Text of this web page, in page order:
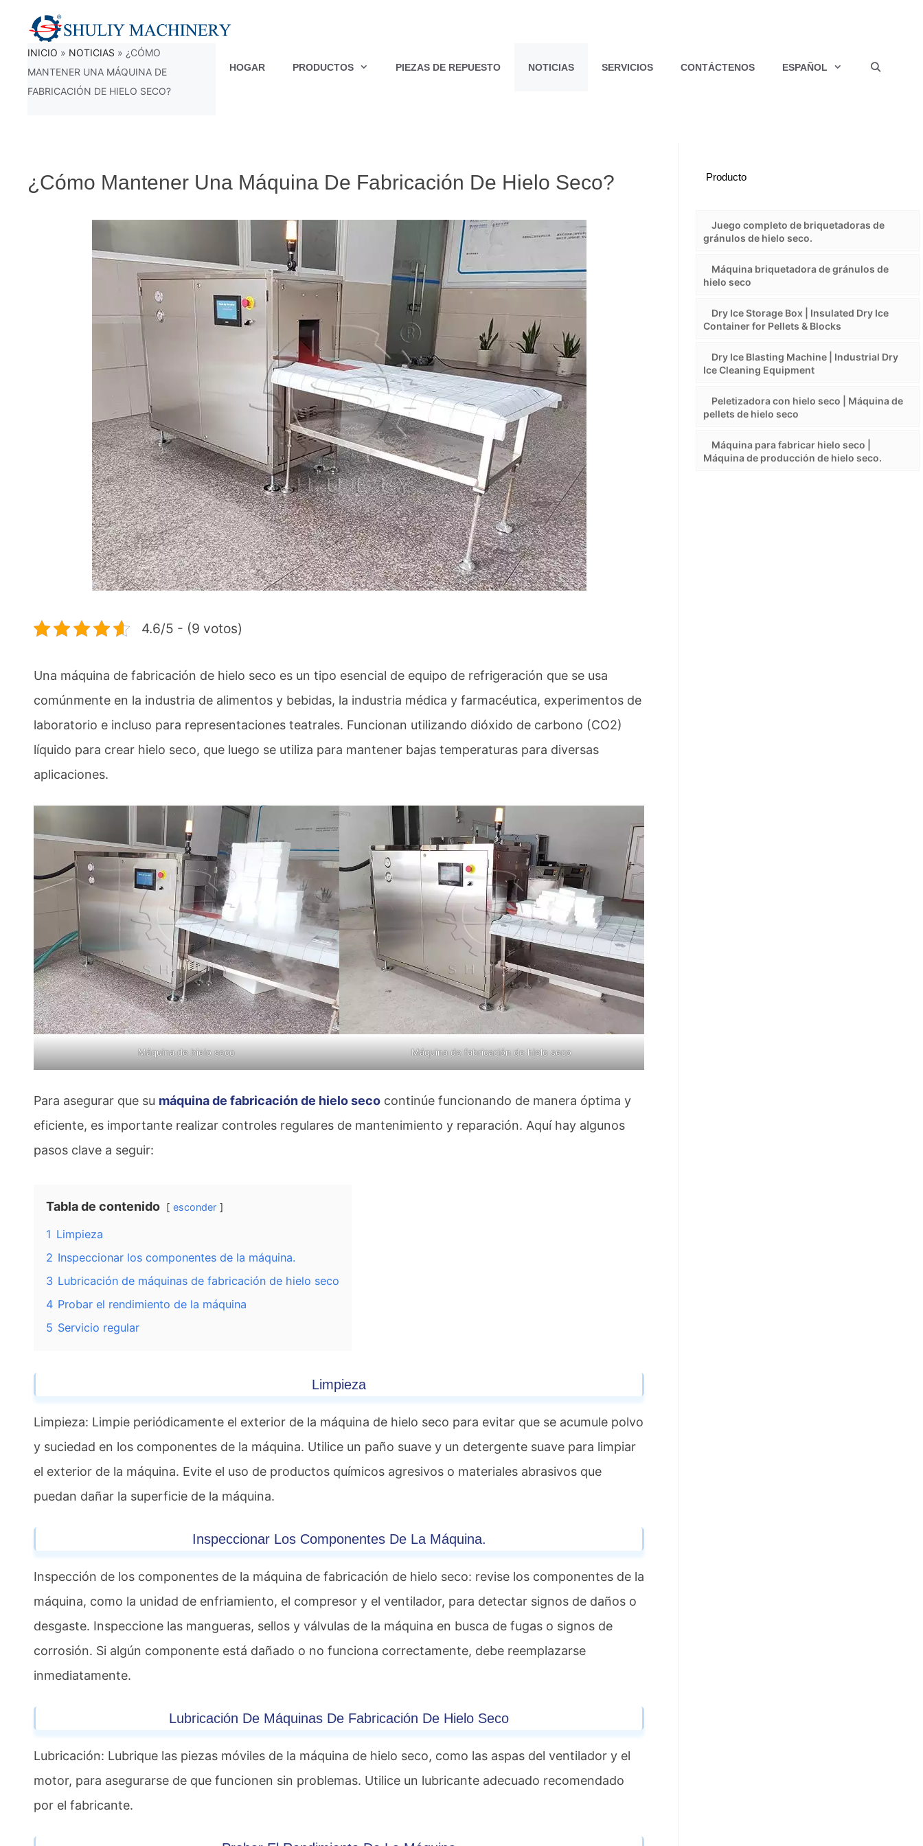
contenido
HOGAR PRODUCTOS PIEZAS DE REPUESTO NOTICIAS SERVICIOS CONTÁCTENOS ESPAÑOL
INICIO » NOTICIAS » ¿CÓMO
MANTENER UNA MÁQUINA DE
FABRICACIÓN DE HIELO SECO?
¿Cómo Mantener Una Máquina De Fabricación De Hielo Seco?
4.6/5 - (9 votos)
Una máquina de fabricación de hielo seco es un tipo esencial de equipo de refrigeración que se usa
comúnmente en la industria de alimentos y bebidas, la industria médica y farmacéutica, experimentos de
laboratorio e incluso para representaciones teatrales. Funcionan utilizando dióxido de carbono (CO2)
líquido para crear hielo seco, que luego se utiliza para mantener bajas temperaturas para diversas
aplicaciones.
Máquina de hielo seco Máquina de fabricación de hielo seco
Para asegurar que su máquina de fabricación de hielo seco continúe funcionando de manera óptima y
eficiente, es importante realizar controles regulares de mantenimiento y reparación. Aquí hay algunos
pasos clave a seguir:
Tabla de contenido esconder
1 Limpieza
2 Inspeccionar los componentes de la máquina.
3 Lubricación de máquinas de fabricación de hielo seco
4 Probar el rendimiento de la máquina
5 Servicio regular
Limpieza
Limpieza: Limpie periódicamente el exterior de la máquina de hielo seco para evitar que se acumule polvo
y suciedad en los componentes de la máquina. Utilice un paño suave y un detergente suave para limpiar
el exterior de la máquina. Evite el uso de productos químicos agresivos o materiales abrasivos que
puedan dañar la superficie de la máquina.
Inspeccionar Los Componentes De La Máquina.
Inspección de los componentes de la máquina de fabricación de hielo seco: revise los componentes de la
máquina, como la unidad de enfriamiento, el compresor y el ventilador, para detectar signos de daños o
desgaste. Inspeccione las mangueras, sellos y válvulas de la máquina en busca de fugas o signos de
corrosión. Si algún componente está dañado o no funciona correctamente, debe reemplazarse
inmediatamente.
Lubricación De Máquinas De Fabricación De Hielo Seco
Lubricación: Lubrique las piezas móviles de la máquina de hielo seco, como las aspas del ventilador y el
motor, para asegurarse de que funcionen sin problemas. Utilice un lubricante adecuado recomendado
por el fabricante.
Producto
Juego completo de briquetadoras de
gránulos de hielo seco.
Máquina briquetadora de gránulos de
hielo seco
Dry Ice Storage Box | Insulated Dry Ice
Container for Pellets & Blocks
Dry Ice Blasting Machine | Industrial Dry
Ice Cleaning Equipment
Peletizadora con hielo seco | Máquina de
pellets de hielo seco
Máquina para fabricar hielo seco |
Máquina de producción de hielo seco.